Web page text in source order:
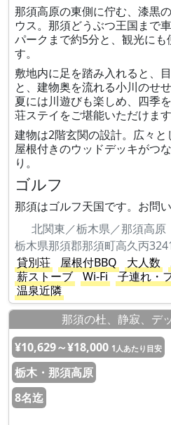
那須高原の東側に佇む、漆黒
ウス。那須どうぶつ王国まで
パークまで約5分と、観光に
す。
敷地内に足を踏み入れると、
と、建物奥を流れる小川のせ
夏には川遊びも楽しめ、四季
荘ステイをご堪能いただけます
建物は2階玄関の設計。広々と
屋根付きのウッドデッキがつ
り。
ゴルフ
那須はゴルフ天国です。お問
北関東／栃木県／那須高原
栃木県那須郡那須町高久丙
貸別荘
屋根付BBQ 大人数
薪ストーブ
Wi-Fi 子連れ・
温泉近隣
那須の杜、静寂、デ
¥10,629～¥18,000 1人あたり目安
栃木・那須高原
8名迄